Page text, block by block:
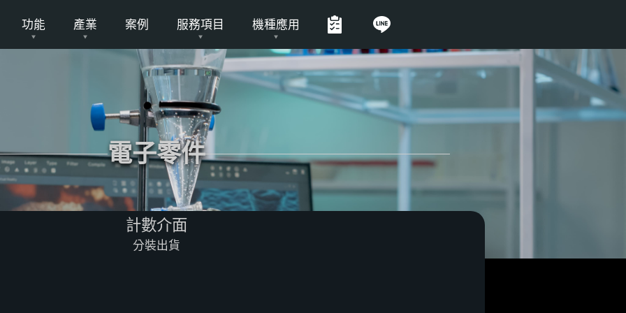
功能 產業 案例 服務項目 機種應用
電子零件
計數介面
分裝出貨